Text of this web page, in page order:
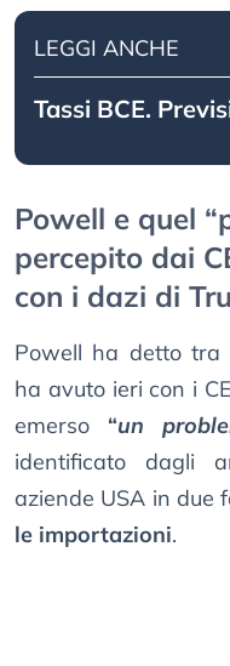
LEGGI ANCHE
Tassi BCE.
Powell e quel
percepito dai
con i dazi di
Powell ha detto tra
ha avuto ieri con i
emerso “un
identificato dagli
aziende USA in due
le importazioni.